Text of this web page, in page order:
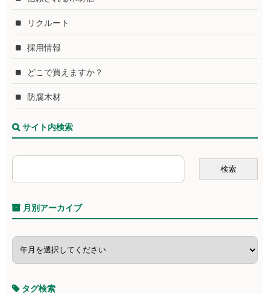
リクルート
採用情報
どこで買えますか？
防腐木材
サイト内検索
月別アーカイブ
タグ検索